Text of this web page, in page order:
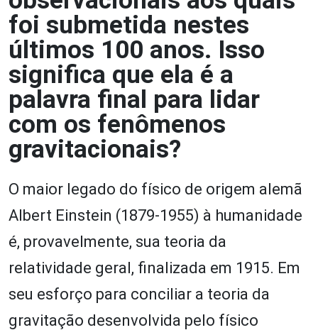
foi submetida nestes
últimos 100 anos. Isso
significa que ela é a
palavra final para lidar
com os fenômenos
gravitacionais?
O maior legado do físico de origem alemã
Albert Einstein (1879-1955) à humanidade
é, provavelmente, sua teoria da
relatividade geral, finalizada em 1915. Em
seu esforço para conciliar a teoria da
gravitação desenvolvida pelo físico